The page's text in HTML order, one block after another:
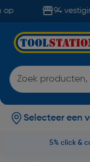
94
Selecteer een
5% click &